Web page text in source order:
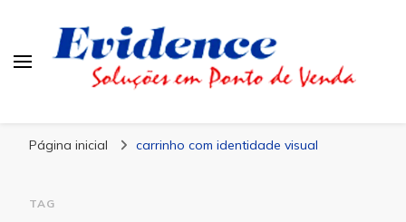
Página inicial carrinho com identidade visual
TAG